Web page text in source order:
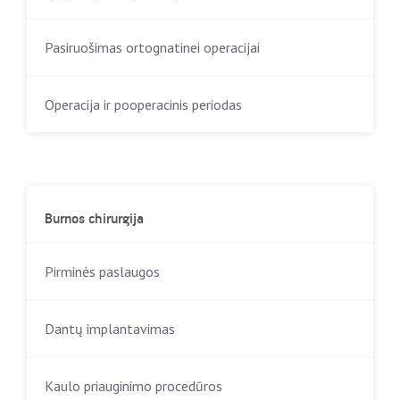
Pasiruošimas ortognatinei operacijai
Operacija ir pooperacinis periodas
Burnos chirurgija
Pirminės paslaugos
Dantų implantavimas
Kaulo priauginimo procedūros